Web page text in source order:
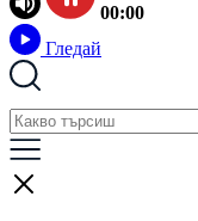
00:00
Гледай